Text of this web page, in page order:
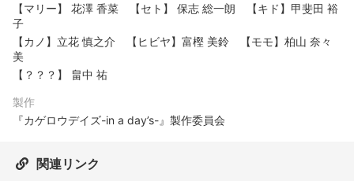
【マリー】 花澤 香菜 【セト】 保志 総一朗 【キド】甲斐田 裕
子
【カノ】立花 慎之介 【ヒビヤ】富樫 美鈴 【モモ】柏山 奈々
美
【？？？】 畠中 祐
製作
『カゲロウデイズ-in a day’s-』製作委員会
関連リンク